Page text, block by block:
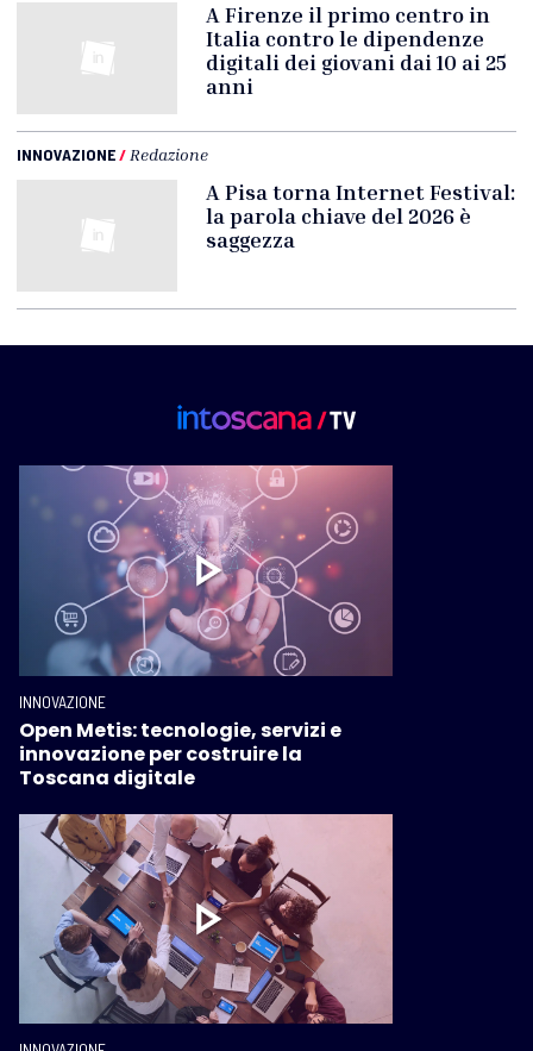
A Firenze il primo centro in
Italia contro le dipendenze
digitali dei giovani dai 10 ai 25
anni
INNOVAZIONE/ Redazione
A Pisa torna Internet Festival:
la parola chiave del 2026 è
saggezza
INNOVAZIONE
Open Metis: tecnologie, servizi e
innovazione per costruire la
Toscana digitale